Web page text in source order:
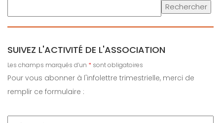
Rechercher
SUIVEZ L'ACTIVITÉ DE L'ASSOCIATION
Les champs marqués d’un * sont obligatoires
Pour vous abonner à l'infolettre trimestrielle, merci de
remplir ce formulaire :